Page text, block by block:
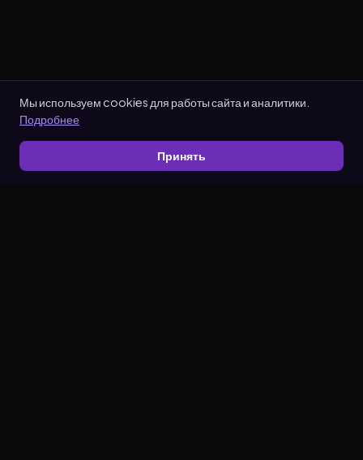
Мы используем cookies для работы сайта и аналитики.
Подробнее
Принять